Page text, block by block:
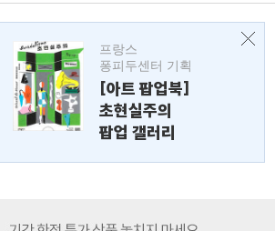
프랑스
퐁피두센터 기획
[아트 팝업북]
초현실주의
팝업 갤러리